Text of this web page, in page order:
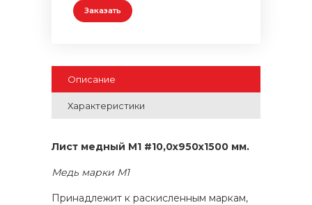
Заказать
Описание
Характеристики
Лист медный М1 #10,0x950x1500 мм.
Медь марки М1
Принадлежит к раскисленным маркам,